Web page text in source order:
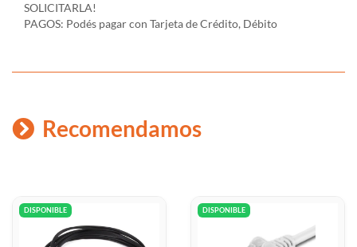
SOLICITARLA!
PAGOS: Podés pagar con Tarjeta de Crédito, Débito
Recomendamos
DISPONIBLE DISPONIBLE